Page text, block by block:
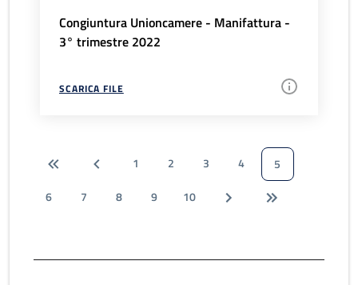
Congiuntura Unioncamere - Manifattura -
3° trimestre 2022
SCARICA FILE
1 2 3 4
5
6
7 8 9 10